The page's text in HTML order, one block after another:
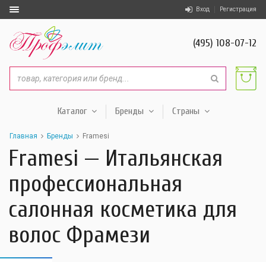
Вход Регистрация
(495) 108-07-12
Каталог Бренды Страны
Главная Бренды Framesi
Framesi — Итальянская
профессиональная
салонная косметика для
волос Фрамези